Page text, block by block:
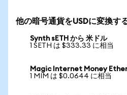
他の暗号通貨をUSDに変換す
Synth sETH から 米ドル
1 SETH は $333.33 に相当
Magic Internet Money
1 MIM は $0.0644 に相当